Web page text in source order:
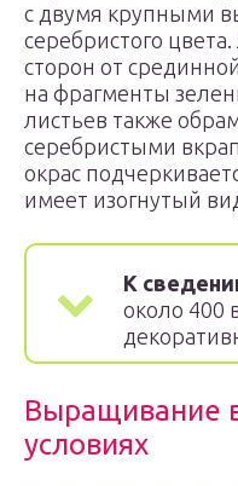
с двумя крупными
серебристого
сторон от
на фрагменты
листьев также
серебристыми
окрас
имеет изогнутый
К
около 400
Выращивание
условиях